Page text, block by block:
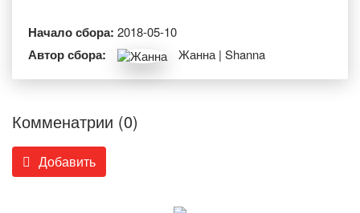
Начало сбора: 2018-05-10
Автор сбора: Жанна | Shanna
Комменатрии (0)
Добавить